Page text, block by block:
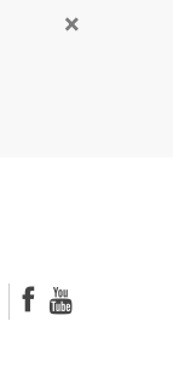
×